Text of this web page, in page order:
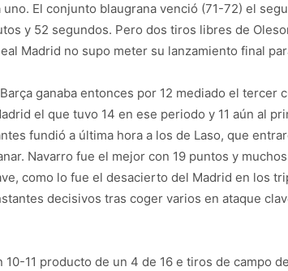
El conjunto blaugrana venció (71-72) el
y 52 segundos. Pero dos tiros libres de
Madrid no supo meter su lanzamiento final
ganaba entonces por 12 mediado el tercer
el que tuvo 14 en ese periodo y 11 aún al
fundió a última hora a los de Laso, que
Navarro fue el mejor con 19 puntos y
como lo fue el desacierto del Madrid en los
decisivos tras coger varios en ataque
11 producto de un 4 de 16 e tiros de campo